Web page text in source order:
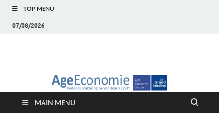
TOP MENU
07/08/2026
économie – Marché
des Seniors
MAIN MENU